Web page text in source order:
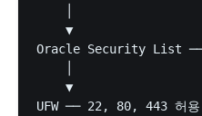
    ▼
Oracle Security List
    ▼
UFW ── 22, 80, 443 허용